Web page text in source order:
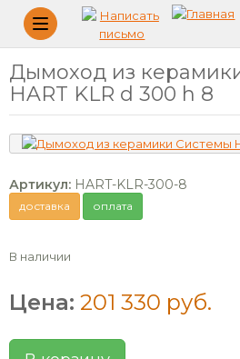
Меню
Дымоход из
HART KLR d 300 h 8
Артикул: HART-KLR-300-8
доставка оплата
В наличии
Цена: 201 330 руб.